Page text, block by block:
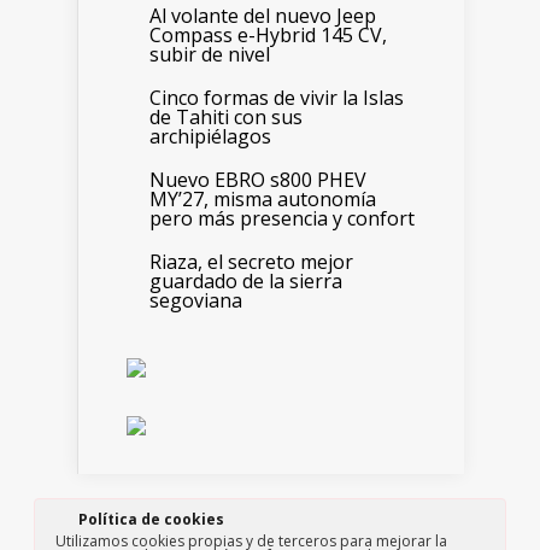
Al volante del nuevo Jeep
Compass e-Hybrid 145 CV,
subir de nivel
Cinco formas de vivir la Islas
de Tahiti con sus
archipiélagos
Nuevo EBRO s800 PHEV
MY’27, misma autonomía
pero más presencia y confort
Riaza, el secreto mejor
guardado de la sierra
segoviana
Edita: Paso a Paso consultores, S.L.
Política de cookies
Utilizamos cookies propias y de terceros para mejorar la